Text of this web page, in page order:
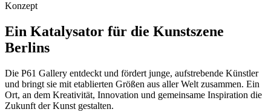
Konzept
Ein Katalysator für die Kunstszene
Berlins
Die P61 Gallery entdeckt und fördert junge, aufstrebende Künstler
und bringt sie mit etablierten Größen aus aller Welt zusammen. Ein
Ort, an dem Kreativität, Innovation und gemeinsame Inspiration die
Zukunft der Kunst gestalten.